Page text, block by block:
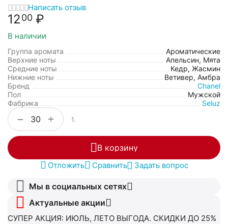
Написать отзыв
1200 ₽
В наличии
Группа аромата
Ароматические
Верхние ноты
Апельсин, Мята
Средние ноты
Кедр, Жасмин
Нижние ноты
Ветивер, Амбра
Бренд
Chanel
Пол
Мужской
Фабрика
Seluz
+
− 1.
В корзину
Отложить Сравнить Задать вопрос
Мы в социальных сетях
Актуальные акции
СУПЕР АКЦИЯ: ИЮЛЬ, ЛЕТО ВЫГОДА. СКИДКИ ДО 25%